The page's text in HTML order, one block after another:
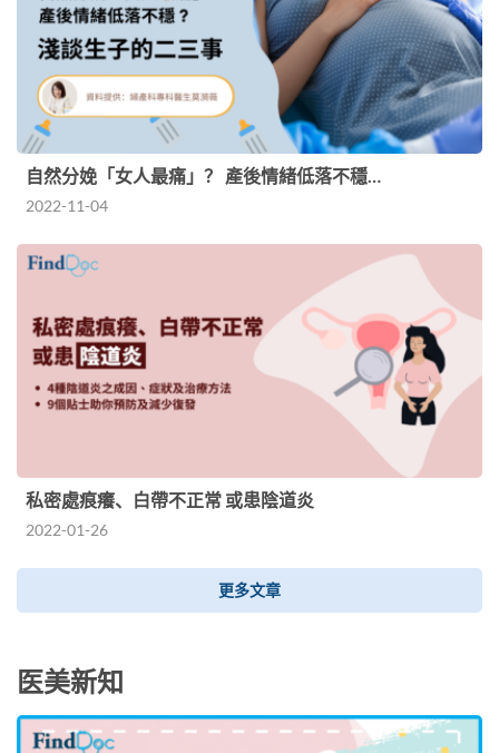
自然分娩「女人最痛」？ 產後情緒低落不穩…
2022-11-04
私密處痕癢、白帶不正常 或患陰道炎
2022-01-26
更多文章
医美新知